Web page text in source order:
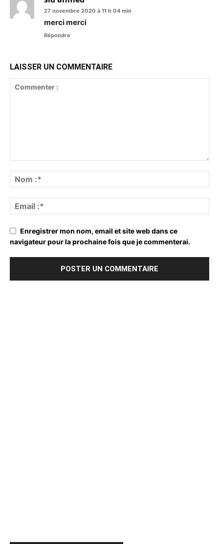
27 novembre 2020 à 11 h 04 min
merci merci
Répondre
LAISSER UN COMMENTAIRE
Enregistrer mon nom, email et site web dans ce
navigateur pour la prochaine fois que je commenterai.